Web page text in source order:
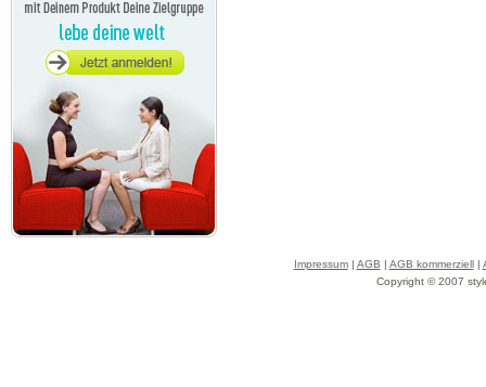
Impressum| AGB | AGB kommerziell|
Copyright © 2007